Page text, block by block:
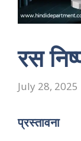
रस
July 28, 2025
प्रस्तावना